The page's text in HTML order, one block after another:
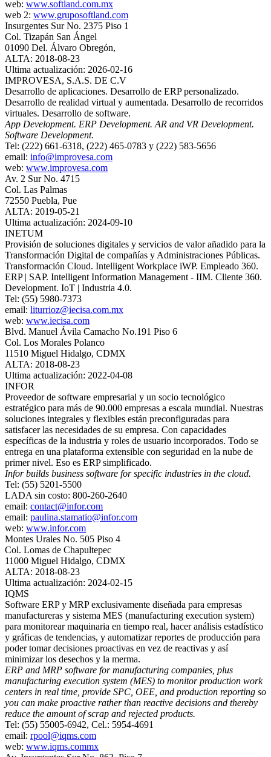
web: www.softland.com.mx
web 2: www.gruposoftland.com
Insurgentes Sur No. 2375 Piso 1
Col. Tizapán San Ángel
01090 Del. Álvaro Obregón,
ALTA: 2018-08-23
Ultima actualización: 2026-02-16
IMPROVESA, S.A.S. DE C.V
Desarrollo de aplicaciones. Desarrollo de ERP personalizado.
Desarrollo de realidad virtual y aumentada. Desarrollo de recorridos
virtuales. Desarrollo de software.
App Development. ERP Development. AR and VR Development.
Software Development.
Tel: (222) 661-6318, (222) 465-0783 y (222) 583-5656
email: info@improvesa.com
web: www.improvesa.com
Av. 2 Sur No. 4715
Col. Las Palmas
72550 Puebla, Pue
ALTA: 2019-05-21
Ultima actualización: 2024-09-10
INETUM
Provisión de soluciones digitales y servicios de valor añadido para la
Transformación Digital de compañías y Administraciones Públicas.
Transformación Cloud. Intelligent Workplace iWP. Empleado 360.
ERP | SAP. Intelligent Information Management - IIM. Cliente 360.
Development. IoT | Industria 4.0.
Tel: (55) 5980-7373
email: liturrioz@iecisa.com.mx
web: www.iecisa.com
Blvd. Manuel Ávila Camacho No.191 Piso 6
Col. Los Morales Polanco
11510 Miguel Hidalgo, CDMX
ALTA: 2018-08-23
Ultima actualización: 2022-04-08
INFOR
Proveedor de software empresarial y un socio tecnológico
estratégico para más de 90.000 empresas a escala mundial. Nuestras
soluciones integrales y flexibles están preconfiguradas para
satisfacer las necesidades de su empresa. Con capacidades
específicas de la industria y roles de usuario incorporados. Todo se
entrega en una plataforma extensible con seguridad en la nube de
primer nivel. Eso es ERP simplificado.
Infor builds business software for specific industries in the cloud.
Tel: (55) 5201-5500
LADA sin costo: 800-260-2640
email: contact@infor.com
email: paulina.stamatio@infor.com
web: www.infor.com
Montes Urales No. 505 Piso 4
Col. Lomas de Chapultepec
11000 Miguel Hidalgo, CDMX
ALTA: 2018-08-23
Ultima actualización: 2024-02-15
IQMS
Software ERP y MRP exclusivamente diseñada para empresas
manufactureras y sistema MES (manufacturing execution system)
para monitorear maquinaria en tiempo real, hacer análisis estadístico
y gráficas de tendencias, y automatizar reportes de producción para
poder tomar decisiones proactivas en vez de reactivas y así
minimizar los desechos y la merma.
ERP and MRP software for manufacturing companies, plus
manufacturing execution system (MES) to monitor production work
centers in real time, provide SPC, OEE, and production reporting so
you can make proactive rather than reactive decisions and thereby
reduce the amount of scrap and rejected products.
Tel: (55) 55005-6942, Cel.: 5954-4691
email: rpool@iqms.com
web: www.iqms.commx